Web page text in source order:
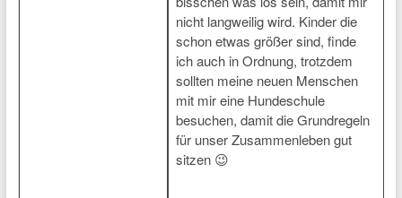
nicht langweilig wird. Kinder die
schon etwas größer sind, finde
ich auch in Ordnung, trotzdem
sollten meine neuen Menschen
mit mir eine Hundeschule
besuchen, damit die Grundregeln
für unser Zusammenleben gut
sitzen 😉